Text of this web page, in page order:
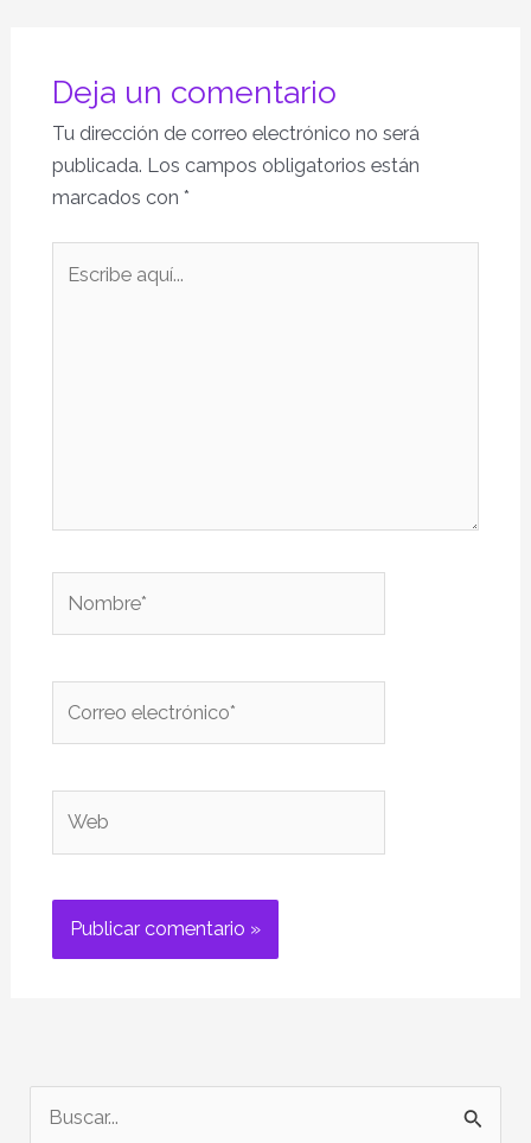
Deja un comentario
Tu dirección de correo electrónico no será
publicada. Los campos obligatorios están
marcados con *